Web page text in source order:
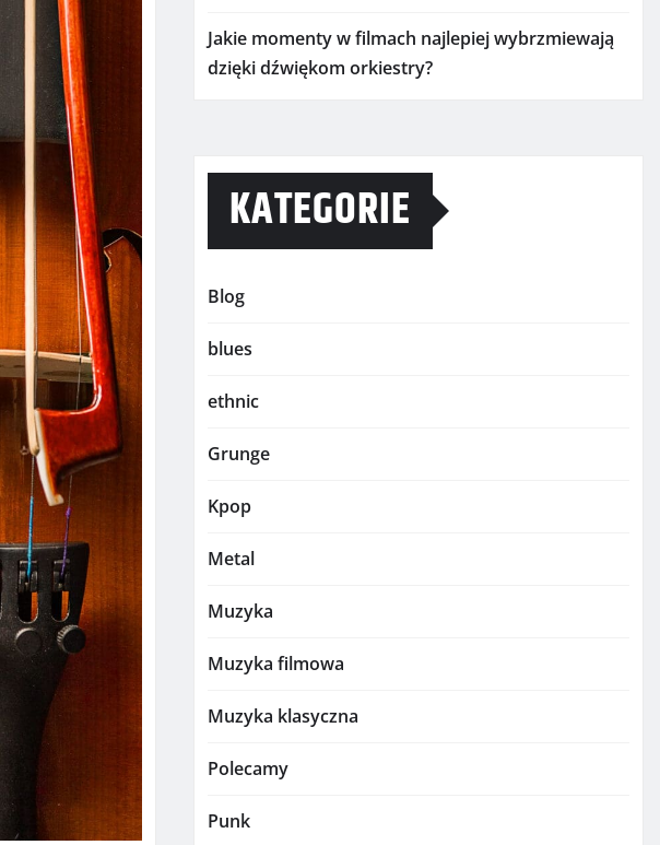
Jakie momenty w filmach najlepiej wybrzmiewają
dzięki dźwiękom orkiestry?
KATEGORIE
Blog
blues
ethnic
Grunge
Kpop
Metal
Muzyka
Muzyka filmowa
Muzyka klasyczna
Polecamy
Punk